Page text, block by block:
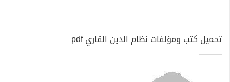
تحميل كتب ومؤلفات نظام الدين القاري pdf